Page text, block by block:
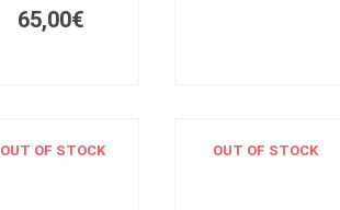
65,00€
OUT OF STOCK OUT OF STOCK